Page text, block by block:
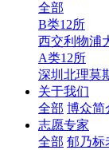
全部
B类12所
西交利物浦
A类12所
深圳北理莫
关于我们
全部 博众简
志愿专家
全部 郁乃标